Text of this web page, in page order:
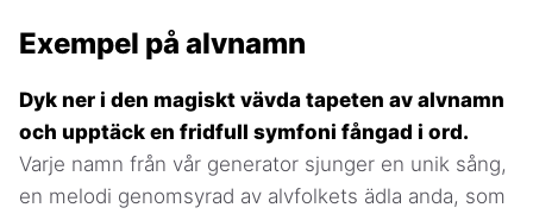
Exempel på alvnamn
Dyk ner i den magiskt vävda tapeten av alvnamn
och upptäck en fridfull symfoni fångad i ord.
Varje namn från vår generator sjunger en unik sång,
en melodi genomsyrad av alvfolkets ädla anda, som